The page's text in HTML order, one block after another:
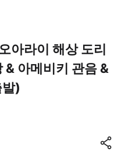
아라이 해상 도리
& 아메비키 관음 &
)